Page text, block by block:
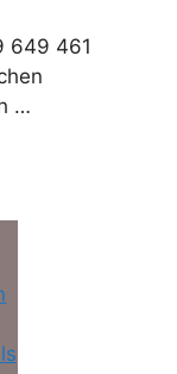
649 461
…